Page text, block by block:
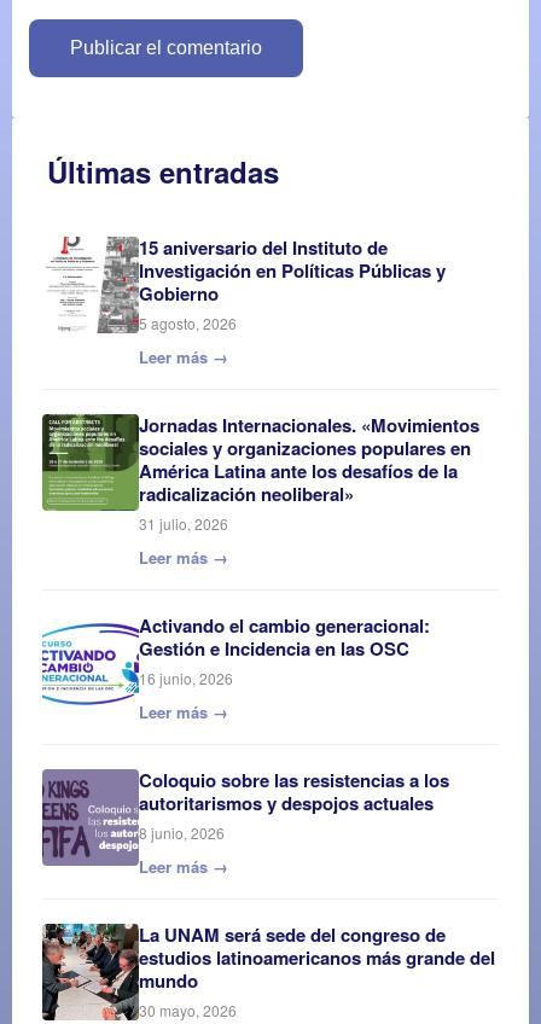
Últimas entradas
15 aniversario del Instituto de
Investigación en Políticas Públicas y
Gobierno
5 agosto, 2026
Leer más →
Jornadas Internacionales. «Movimientos
sociales y organizaciones populares en
América Latina ante los desafíos de la
radicalización neoliberal»
31 julio, 2026
Leer más →
Activando el cambio generacional:
Gestión e Incidencia en las OSC
16 junio, 2026
Leer más →
Coloquio sobre las resistencias a los
autoritarismos y despojos actuales
8 junio, 2026
Leer más →
La UNAM será sede del congreso de
estudios latinoamericanos más grande del
mundo
30 mayo, 2026